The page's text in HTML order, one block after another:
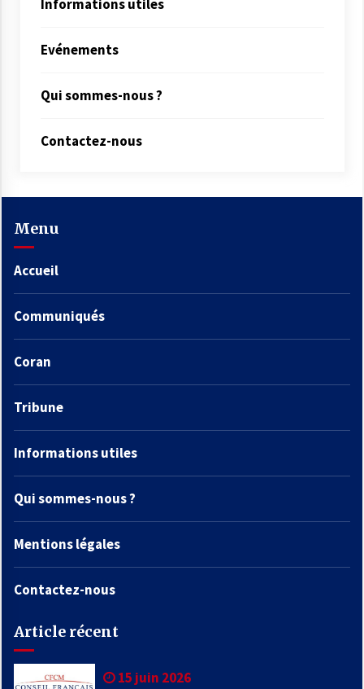
Informations utiles
Evénements
Qui sommes-nous ?
Contactez-nous
Menu
Accueil
Communiqués
Coran
Tribune
Informations utiles
Qui sommes-nous ?
Mentions légales
Contactez-nous
Article récent
15 juin 2026